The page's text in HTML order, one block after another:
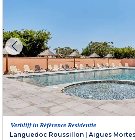
Verblijf in Référence Residentie
Languedoc Roussillon | Aigues Mortes